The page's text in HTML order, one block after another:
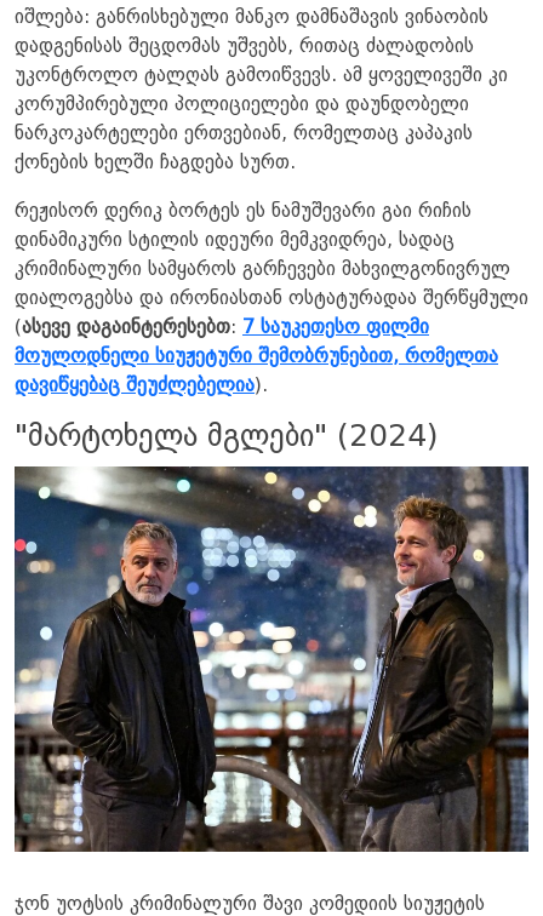
იშლება: განრისხებული მანკო დამნაშავის ვინაობის
დადგენისას შეცდომას უშვებს, რითაც ძალადობის
უკონტროლო ტალღას გამოიწვევს. ამ ყოველივეში კი
კორუმპირებული პოლიციელები და დაუნდობელი
ნარკოკარტელები ერთვებიან, რომელთაც კაპაკის
ქონების ხელში ჩაგდება სურთ.
რეჟისორ დერიკ ბორტეს ეს ნამუშევარი გაი რიჩის
დინამიკური სტილის იდეური მემკვიდრეა, სადაც
კრიმინალური სამყაროს გარჩევები მახვილგონივრულ
დიალოგებსა და ირონიასთან ოსტატურადაა შერწყმული
(ასევე დაგაინტერესებთ: 7 საუკეთესო ფილმი
მოულოდნელი სიუჟეტური შემობრუნებით, რომელთა
დავიწყებაც შეუძლებელია).
"მარტოხელა მგლები" (2024)
ჯონ უოტსის კრიმინალური შავი კომედიის სიუჟეტის